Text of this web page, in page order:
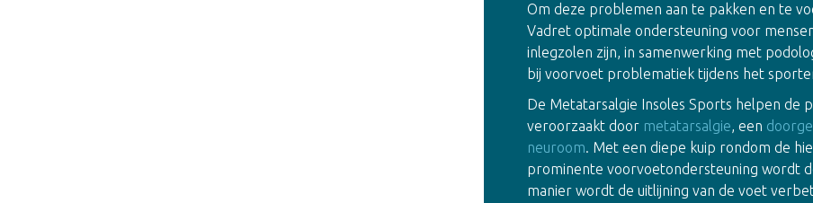
Om deze problemen aan te pakken en te
Vadret optimale ondersteuning voor
inlegzolen zijn, in samenwerking met
bij voorvoet problematiek tijdens het
De Metatarsalgie Insoles Sports helpen de
veroorzaakt door metatarsalgie, een
neuroom. Met een diepe kuip rondom de
prominente voorvoetondersteuning wordt
manier wordt de uitlijning van de voet